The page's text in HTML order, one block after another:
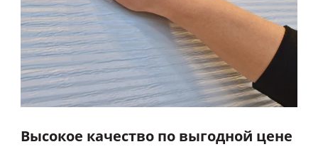
Высокое качество по выгодной цене